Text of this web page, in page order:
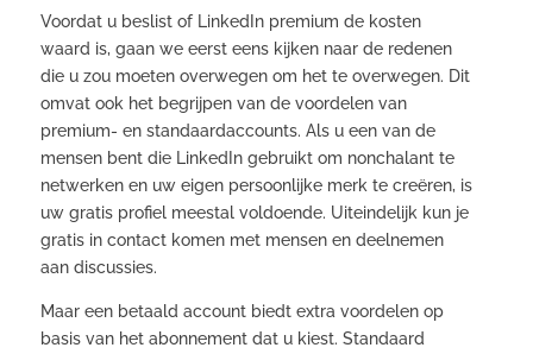
Voordat u beslist of LinkedIn premium de kosten
waard is, gaan we eerst eens kijken naar de redenen
die u zou moeten overwegen om het te overwegen. Dit
omvat ook het begrijpen van de voordelen van
premium- en standaardaccounts. Als u een van de
mensen bent die LinkedIn gebruikt om nonchalant te
netwerken en uw eigen persoonlijke merk te creëren, is
uw gratis profiel meestal voldoende. Uiteindelijk kun je
gratis in contact komen met mensen en deelnemen
aan discussies.
Maar een betaald account biedt extra voordelen op
basis van het abonnement dat u kiest. Standaard